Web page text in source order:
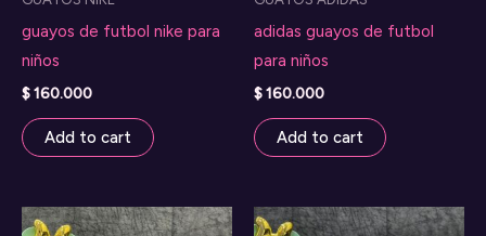
guayos de futbol nike para
niños
$160.000
Add to cart
adidas guayos de futbol
para niños
$160.000
Add to cart